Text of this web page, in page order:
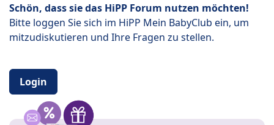
Schön, dass sie das HiPP Forum nutzen möchten!
Bitte loggen Sie sich im HiPP Mein BabyClub ein, um
mitzudiskutieren und Ihre Fragen zu stellen.
Login